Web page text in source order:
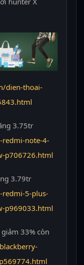
dien-thoai-
3.75tr
note-4-
p706726.html
3.79tr
5-plus-
p969033.html
33% còn